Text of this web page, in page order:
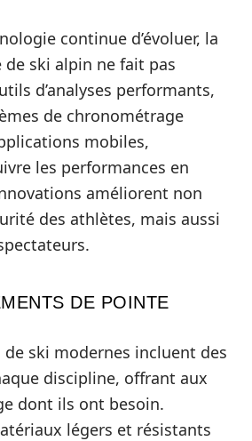
continue d’évoluer, la
de ski alpin ne fait pas
d’analyses performants,
de chronométrage
mobiles,
les performances en
améliorent non
des athlètes, mais aussi
DE POINTE
de ski modernes incluent des
discipline, offrant aux
dont ils ont besoin.
légers et résistants